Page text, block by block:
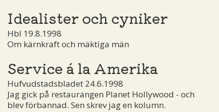
Idealister och cyniker
Hbl 19.8.1998
Om kärnkraft och mäktiga män
Service á la Amerika
Hufvudstadsbladet 24.6.1998
Jag gick på restaurangen Planet Hollywood - och
blev förbannad. Sen skrev jag en kolumn.